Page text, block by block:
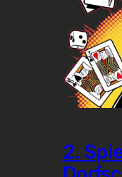
2.